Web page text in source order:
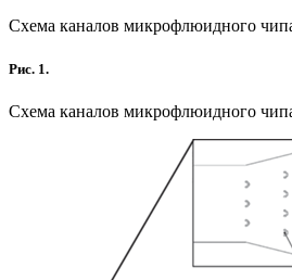
Схема каналов микрофлюидного
Рис. 1.
Схема каналов микрофлюидного